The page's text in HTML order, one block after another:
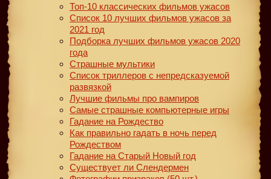
Топ-10 классических фильмов ужасов
Список 10 лучших фильмов ужасов за
2021 год
Подборка лучших фильмов ужасов 2020
года
Страшные мультики
Список триллеров с непредсказуемой
развязкой
Лучшие фильмы про вампиров
Самые страшные компьютерные игры
Гадание на Рождество
Как правильно гадать в ночь перед
Рождеством
Гадание на Старый Новый год
Существует ли Слендермен